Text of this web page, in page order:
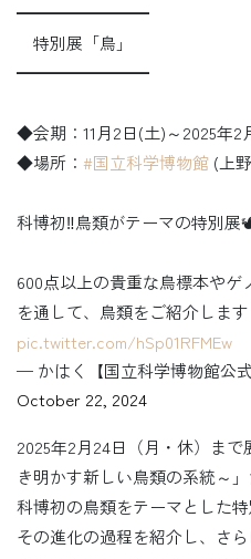
━━━━━━━━
特別展「鳥」
━━━━━━━━
◆会期：11月2日(土)～2025年2
◆場所： #国立科学博物館 (上
科博初‼️鳥類がテーマの特別
600点以上の貴重な鳥標本や
を通して、鳥類をご紹介しま
pic.twitter.com/hSp01RFMEw
— かはく【国立科学博物館公
October 22, 2024
2025年2月24日（月・休）ま
き明かす新しい鳥類の系統～」
科博初の鳥類をテーマとした
その進化の過程を紹介し、さ